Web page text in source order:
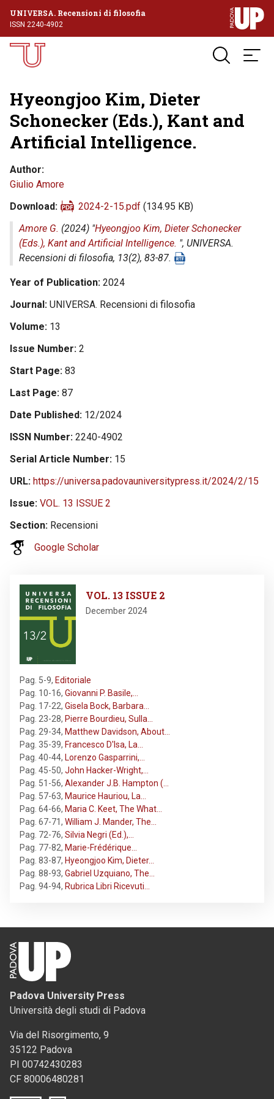
UNIVERSA. Recensioni di filosofia
ISSN 2240-4902
Hyeongjoo Kim, Dieter
Schonecker (Eds.), Kant and
Artificial Intelligence.
Author
Giulio Amore
Download
2024-2-15.pdf (134.95 KB)
Amore G. (2024) "Hyeongjoo Kim, Dieter Schonecker
(Eds.), Kant and Artificial Intelligence. ", UNIVERSA.
Recensioni di filosofia, 13(2), 83-87.
Year of Publication 2024
Journal UNIVERSA. Recensioni di filosofia
Volume 13
Issue Number 2
Start Page 83
Last Page 87
Date Published 12/2024
ISSN Number 2240-4902
Serial Article Number 15
URL https://universa.padovauniversitypress.it/2024/2/15
Issue VOL. 13 ISSUE 2
Section Recensioni
Google Scholar
VOL. 13 ISSUE 2
December 2024
Pag. 5-9, Editoriale
Pag. 10-16, Giovanni P. Basile,…
Pag. 17-22, Gisela Bock, Barbara…
Pag. 23-28, Pierre Bourdieu, Sulla…
Pag. 29-34, Matthew Davidson, About…
Pag. 35-39, Francesco D'Isa, La…
Pag. 40-44, Lorenzo Gasparrini,…
Pag. 45-50, John Hacker-Wright,…
Pag. 51-56, Alexander J.B. Hampton (…
Pag. 57-63, Maurice Hauriou, La…
Pag. 64-66, Maria C. Keet, The What…
Pag. 67-71, William J. Mander, The…
Pag. 72-76, Silvia Negri (Ed.),…
Pag. 77-82, Marie-Frédérique…
Pag. 83-87, Hyeongjoo Kim, Dieter…
Pag. 88-93, Gabriel Uzquiano, The…
Pag. 94-94, Rubrica Libri Ricevuti…
Padova University Press
Università degli studi di Padova
Via del Risorgimento, 9
35122 Padova
PI 00742430283
CF 80006480281